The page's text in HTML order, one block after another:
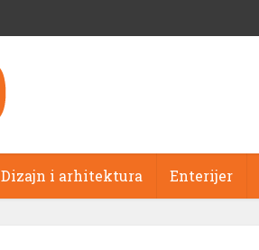
Dizajn i arhitektura Enterijer